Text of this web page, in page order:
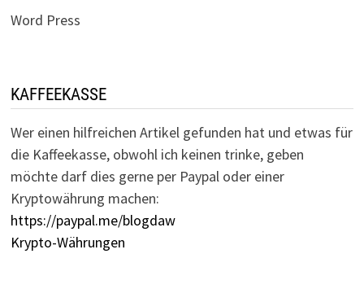
Word Press
KAFFEEKASSE
Wer einen hilfreichen Artikel gefunden hat und etwas für
die Kaffeekasse, obwohl ich keinen trinke, geben
möchte darf dies gerne per Paypal oder einer
Kryptowährung machen:
https://paypal.me/blogdaw
Krypto-Währungen